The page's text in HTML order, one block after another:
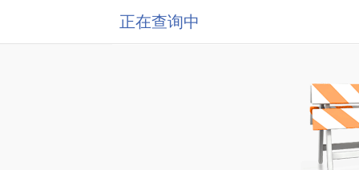
正在查询中